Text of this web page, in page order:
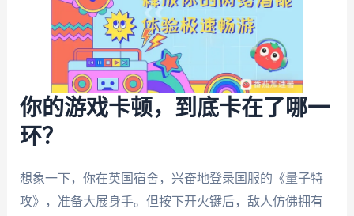
你的游戏卡顿，到底卡在了哪一
环？
想象一下，你在英国宿舍，兴奋地登录国服的《量子特
攻》，准备大展身手。但按下开火键后，敌人仿佛拥有